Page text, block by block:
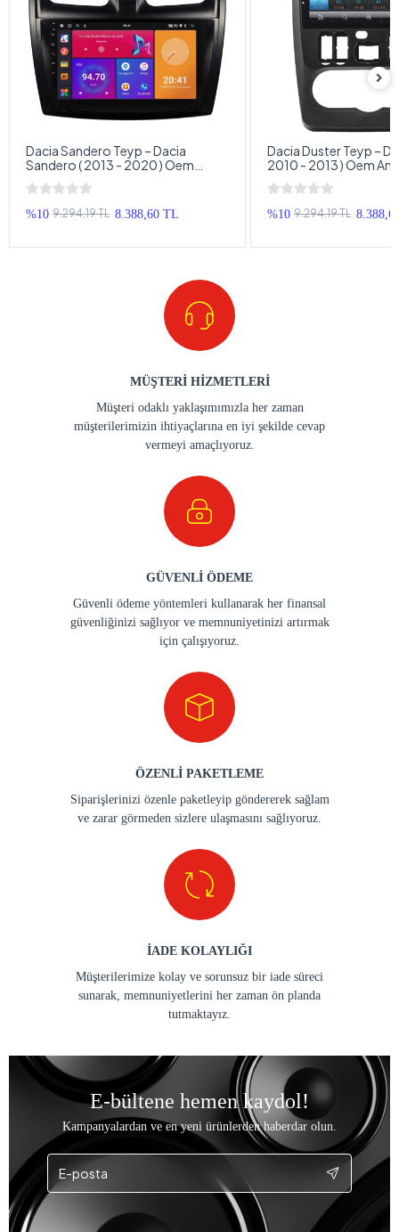
Dacia Sandero Teyp – Dacia
Sandero ( 2013 - 2020 ) Oem
Android Multimedya – Dacia
Sandero Android Double Teyp
%10 9.294,19 TL 8.388,60 TL
Dacia Duster Teyp –
2010 - 2013 ) Oem
Multimedya – Dacia
Double Teyp
%10 9.294,19 TL
MÜŞTERİ HİZMETLERİ
Müşteri odaklı yaklaşımımızla her zaman
müşterilerimizin ihtiyaçlarına en iyi şekilde cevap
vermeyi amaçlıyoruz.
GÜVENLİ ÖDEME
Güvenli ödeme yöntemleri kullanarak her finansal
güvenliğinizi sağlıyor ve memnuniyetinizi artırmak
için çalışıyoruz.
ÖZENLİ PAKETLEME
Siparişlerinizi özenle paketleyip göndererek sağlam
ve zarar görmeden sizlere ulaşmasını sağlıyoruz.
İADE KOLAYLIĞI
Müşterilerimize kolay ve sorunsuz bir iade süreci
sunarak, memnuniyetlerini her zaman ön planda
tutmaktayız.
E-bültene hemen kaydol!
Kampanyalardan ve en yeni ürünlerden haberdar olun.